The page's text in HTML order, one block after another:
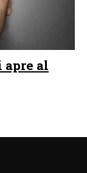
apre al